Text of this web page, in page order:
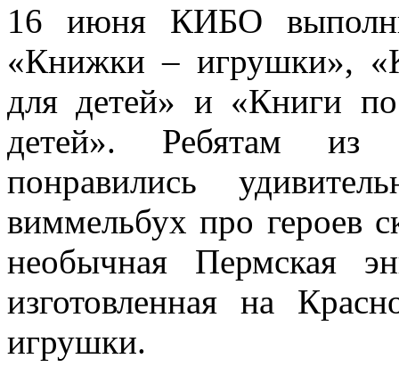
16 июня КИБО
«Книжки – игрушки»,
для детей» и «Книги
детей». Ребятам из
понравились
виммельбух про героев
необычная Пермская
изготовленная на
игрушки.